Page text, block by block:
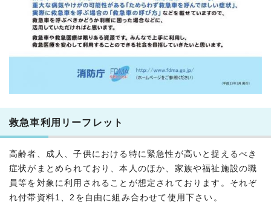
救急車利用リーフレット
高齢者、成人、子供における特に緊急性が高いと捉えるべき
症状がまとめられており、本人のほか、家族や福祉施設の職
員等を対象に利用されることが想定されております。それぞ
れ付帯資料1、2を自由に組み合わせて使用下さい。